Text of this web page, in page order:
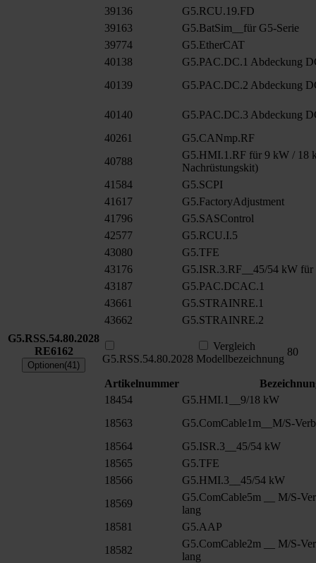
39136
G5.RCU.19.FD
39163
G5.BatSim__für G5-Serie
39774
G5.EtherCAT
40138
G5.PAC.DC.1 Abdeckung
40139
G5.PAC.DC.2 Abdeckung
40140
G5.PAC.DC.3 Abdeckung
40261
G5.CANmp.RF
40788
G5.HMI.1.RF für 9 kW / 18
Nachrüstungskit)
41584
G5.SCPI
41617
G5.FactoryAdjustment
41796
G5.SASControl
42577
G5.RCU.I.5
43080
G5.TFE
43176
G5.ISR.3.RF__45/54 kW für
43187
G5.PAC.DCAC.1
43661
G5.STRAINRE.1
43662
G5.STRAINRE.2
G5.RSS.54.80.2028
RE6162
Optionen(41)
G5.RSS.54.80.2028
Vergleich
Modellbezeichnung
80
Artikelnummer
18454
G5.HMI.1__9/18 kW
18563
G5.ComCable1m__M/S-
18564
G5.ISR.3__45/54 kW
18565
G5.TFE
18566
G5.HMI.3__45/54 kW
18569
G5.ComCable5m __ M/S-
lang
18581
G5.AAP
18582
G5.ComCable2m __ M/S-
lang